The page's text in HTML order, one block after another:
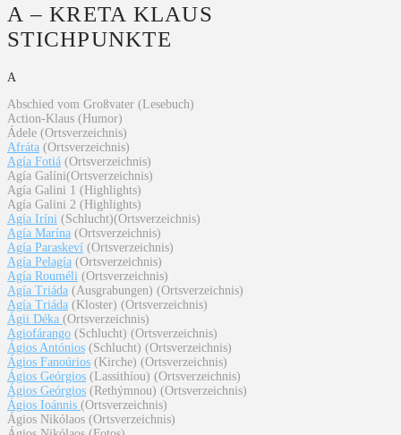
A – KRETA KLAUS
STICHPUNKTE
A
Abschied vom Großvater (Lesebuch)
Action-Klaus (Humor)
Ádele (Ortsverzeichnis)
Afráta (Ortsverzeichnis)
Agía Fotiá (Ortsverzeichnis)
Agía Galíni(Ortsverzeichnis)
Agía Galini 1 (Highlights)
Agía Galini 2 (Highlights)
Agía Iríni (Schlucht)(Ortsverzeichnis)
Agía Marína (Ortsverzeichnis)
Agía Paraskeví (Ortsverzeichnis)
Agía Pelagía (Ortsverzeichnis)
Agía Rouméli (Ortsverzeichnis)
Agía Triáda (Ausgrabungen) (Ortsverzeichnis)
Agía Triáda (Kloster) (Ortsverzeichnis)
Ágii Déka (Ortsverzeichnis)
Agiofárango (Schlucht) (Ortsverzeichnis)
Ágios Antónios (Schlucht) (Ortsverzeichnis)
Ágios Fanoúrios (Kirche) (Ortsverzeichnis)
Ágios Geórgios (Lassithíou) (Ortsverzeichnis)
Ágios Geórgios (Rethýmnou) (Ortsverzeichnis)
Ágios Ioánnis (Ortsverzeichnis)
Ágios Nikólaos (Ortsverzeichnis)